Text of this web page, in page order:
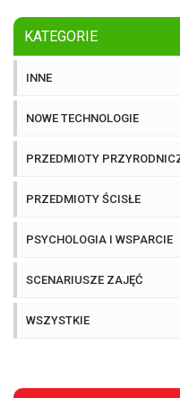
KATEGORIE
INNE
NOWE TECHNOLOGIE
PRZEDMIOTY
PRZEDMIOTY ŚCISŁE
PSYCHOLOGIA I WSPARCIE
SCENARIUSZE ZAJĘĆ
WSZYSTKIE